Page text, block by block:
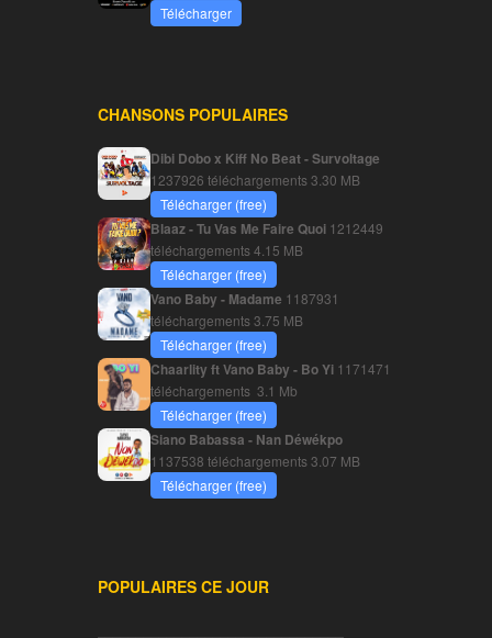
Télécharger
CHANSONS POPULAIRES
Dibi Dobo x Kiff No Beat - Survoltage
1237926 téléchargements3.30 MB
Télécharger (free)
Blaaz - Tu Vas Me Faire Quoi 1212449
téléchargements4.15 MB
Télécharger (free)
Vano Baby - Madame 1187931
téléchargements3.75 MB
Télécharger (free)
Chaarlity ft Vano Baby - Bo Yi 1171471
téléchargements 3.1 Mb
Télécharger (free)
Siano Babassa - Nan Déwékpo
1137538 téléchargements3.07 MB
Télécharger (free)
POPULAIRES CE JOUR